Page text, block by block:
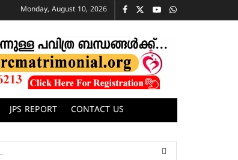
Monday, August 10, 2026
JPS REPORT CONTACT US